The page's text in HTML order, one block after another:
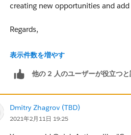
creating new opportunities and
Regards,
Jayson
表示件数を増やす
他の 2 人のユーザーが役立つ
Dmitry Zhagrov (TBD)
2021年2月11日 19:25